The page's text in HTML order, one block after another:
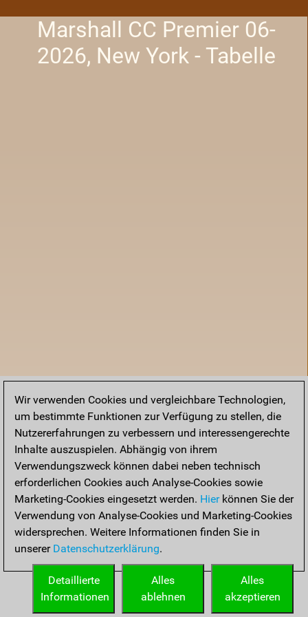
Marshall CC Premier 06-
2026, New York - Tabelle
Live
Startseite
Wir verwenden Cookies und vergleichbare Technologien,
um bestimmte Funktionen zur Verfügung zu stellen, die
Nutzererfahrungen zu verbessern und interessengerechte
Inhalte auszuspielen. Abhängig von ihrem
Verwendungszweck können dabei neben technisch
erforderlichen Cookies auch Analyse-Cookies sowie
Marketing-Cookies eingesetzt werden. Hierkönnen Sie der
Verwendung von Analyse-Cookies und Marketing-Cookies
widersprechen. Weitere Informationen finden Sie in
unserer Datenschutzerklärung.
Alles
akzeptieren
Alles
ablehnen
Detaillierte
Informationen